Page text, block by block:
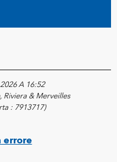
A 16:52
Riviera & Merveilles
: 7913717)
errore